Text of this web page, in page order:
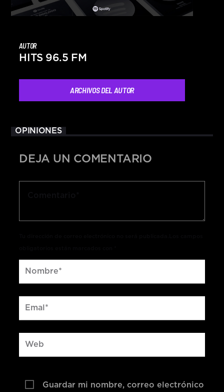
AUTOR
HITS 96.5 FM
ARCHIVOS DEL AUTOR
OPINIONES
DEJA UN COMENTARIO
Guardar mi nombre, correo electrónico